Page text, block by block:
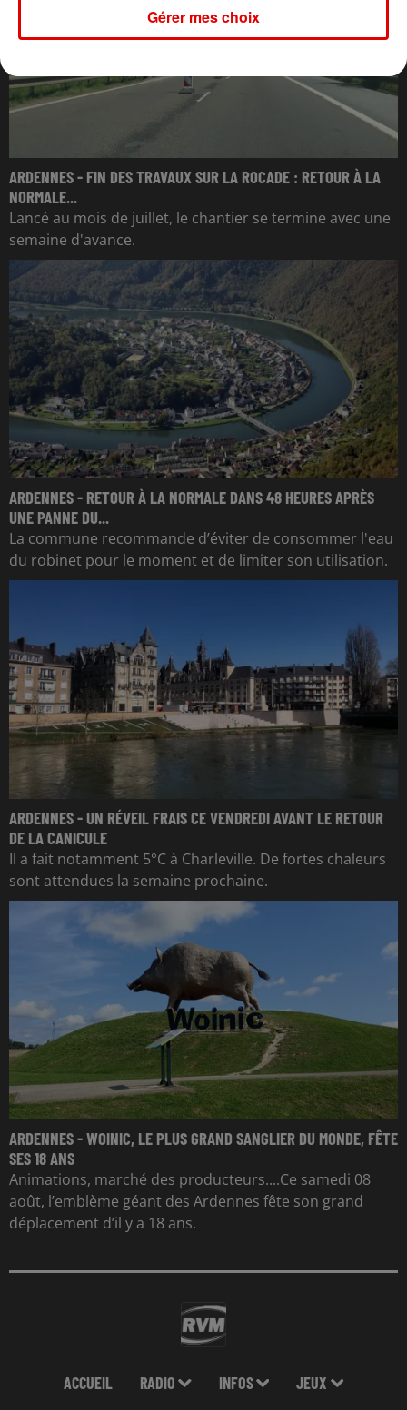
ARDENNES - FIN DES TRAVAUX SUR LA ROCADE : RETOUR À LA
NORMALE...
Lancé au mois de juillet, le chantier se termine avec une
semaine d'avance.
ARDENNES - RETOUR À LA NORMALE DANS 48 HEURES APRÈS
UNE PANNE DU...
La commune recommande d’éviter de consommer l'eau
du robinet pour le moment et de limiter son utilisation.
ARDENNES - UN RÉVEIL FRAIS CE VENDREDI AVANT LE RETOUR
DE LA CANICULE
Il a fait notamment 5°C à Charleville. De fortes chaleurs
sont attendues la semaine prochaine.
ARDENNES - WOINIC, LE PLUS GRAND SANGLIER DU MONDE, FÊTE
SES 18 ANS
Animations, marché des producteurs....Ce samedi 08
août, l’emblème géant des Ardennes fête son grand
déplacement d’il y a 18 ans.
ACCUEIL RADIO INFOS JEUX
Gérer mes choix